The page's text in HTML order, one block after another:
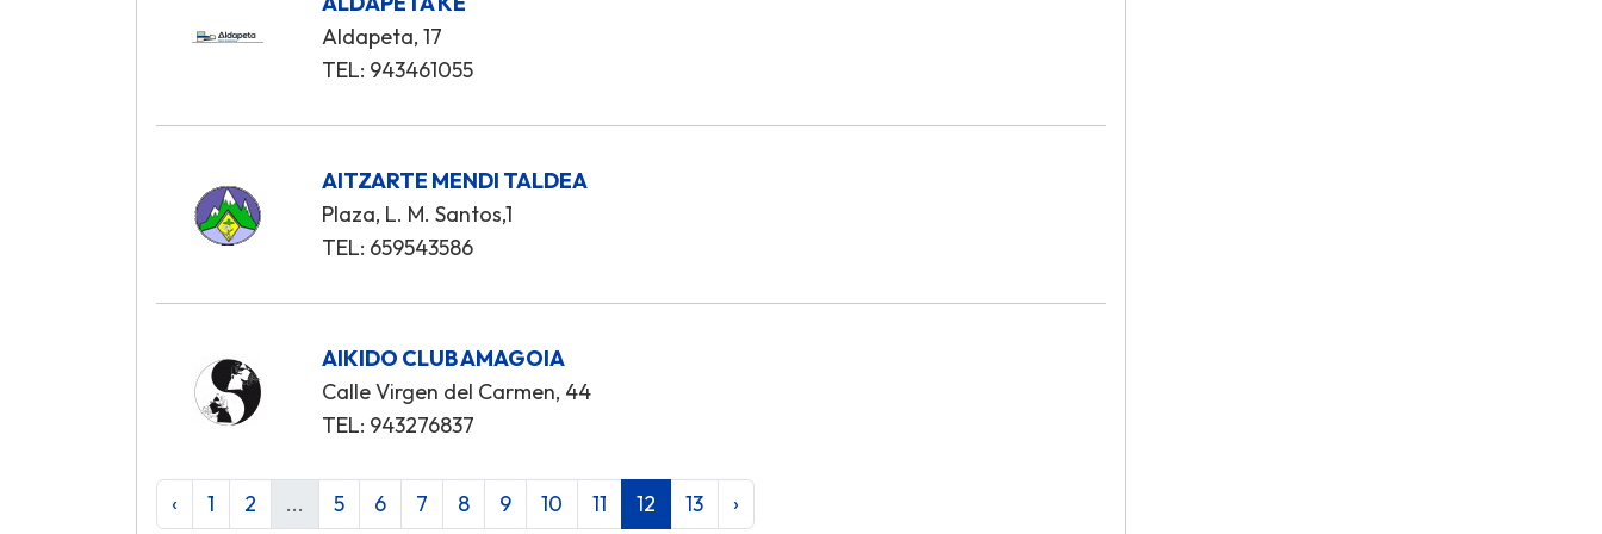
Aldapeta, 17
TEL: 943461055
AITZARTE MENDI TALDEA
Plaza, L. M. Santos,1
TEL: 659543586
AIKIDO CLUB AMAGOIA
Calle Virgen del Carmen, 44
TEL: 943276837
‹ 1 2 ... 5 6 7 8 9 10 11 12 13 ›